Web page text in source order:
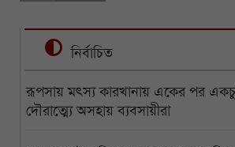
নির্বাচিত
রূপসায় মৎস্য কারখানায় একের পর
দৌরাত্ম্যে অসহায় ব্যবসায়ীরা